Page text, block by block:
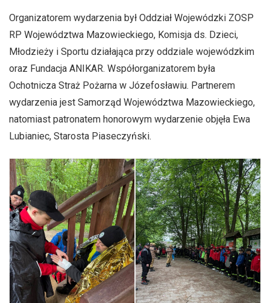
Organizatorem wydarzenia był Oddział Wojewódzki ZOSP
RP Województwa Mazowieckiego, Komisja ds. Dzieci,
Młodzieży i Sportu działająca przy oddziale wojewódzkim
oraz Fundacja ANIKAR. Współorganizatorem była
Ochotnicza Straż Pożarna w Józefosławiu. Partnerem
wydarzenia jest Samorząd Województwa Mazowieckiego,
natomiast patronatem honorowym wydarzenie objęła Ewa
Lubianiec, Starosta Piaseczyński.